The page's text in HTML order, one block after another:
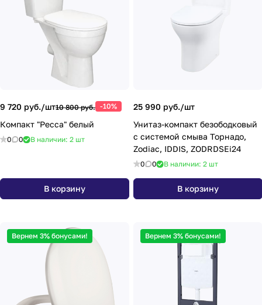
9 720 руб./шт10 800 руб. -10%
Компакт "Ресса" белый
0 0 В наличии: 2 шт
В корзину
25 990 руб./шт
Унитаз-компакт безободковый
с системой смыва Торнадо,
Zodiac, IDDIS, ZODRDSEi24
0 0 В наличии: 2 шт
В корзину
Вернем 3% бонусами! Вернем 3% бонусами!